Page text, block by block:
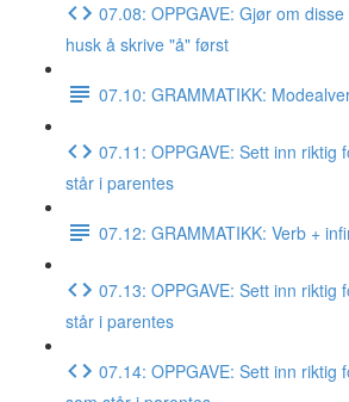
07.08: OPPGAVE: Gjør om
husk å skrive "å" først
07.10: GRAMMATIKK:
07.11: OPPGAVE: Sett inn riktig
står i parentes
07.12: GRAMMATIKK: Verb +
07.13: OPPGAVE: Sett inn riktig
står i parentes
07.14: OPPGAVE: Sett inn riktig